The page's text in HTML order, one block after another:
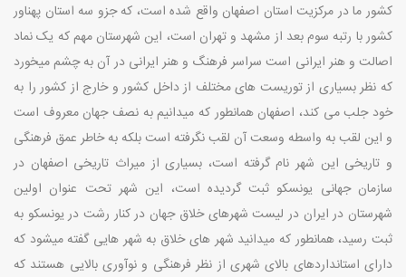
کشور ما در مرکزیت استان اصفهان واقع شده است، که جزو سه استان پهناور
کشور با رتبه سوم بعد از مشهد و تهران است، این شهرستان مهم که یک نماد
اصالت و هنر ایرانی است سراسر فرهنگ و هنر ایرانی در آن به چشم میخورد
که نظر بسیاری از توریست های مختلف از داخل کشور و خارج از کشور را به
خود جلب می کند، اصفهان همانطور که میدانیم به نصف جهان معروف است
و این لقب به واسطه وسعت آن لقب نگرفته است بلکه به خاطر عمق فرهنگی
و تاریخی این شهر نام گرفته است، بسیاری از میراث تاریخی اصفهان در
سازمان جهانی یونسکو ثبت گردیده است، این شهر تحت عنوان اولین
شهرستان در ایران در لیست شهرهای خلاق جهان در کنار رشت در یونسکو به
ثبت رسید، همانطور که میدانید شهر های خلاق به شهر هایی گفته میشود که
دارای استانداردهای بالای شهری از نظر فرهنگی و نوآوری بالایی هستند که